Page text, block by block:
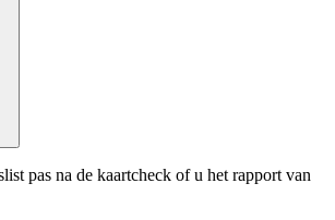
pas na de kaartcheck of u het rapport van